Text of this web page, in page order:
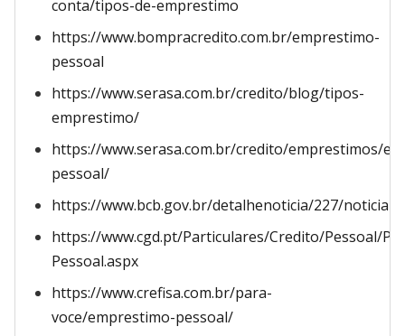
conta/tipos-de-emprestimo
https://www.bompracredito.com.br/emprestimo-
pessoal
https://www.serasa.com.br/credito/blog/tipos-
emprestimo/
https://www.serasa.com.br/credito/emprestimos/
pessoal/
https://www.bcb.gov.br/detalhenoticia/227/noticia
https://www.cgd.pt/Particulares/Credito/Pessoal/
Pessoal.aspx
https://www.crefisa.com.br/para-
voce/emprestimo-pessoal/